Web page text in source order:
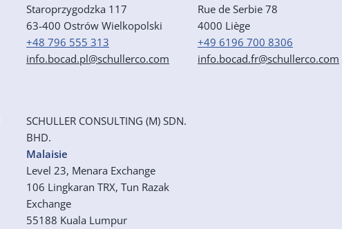
Staroprzygodzka 117
63-400 Ostrów Wielkopolski
+48 796 555 313
info.bocad.pl@schullerco.com
Rue de Serbie 78
4000 Liège
+49 6196 700 8306
info.bocad.fr@schullerco.com
SCHULLER CONSULTING (M) SDN.
BHD.
Malaisie
Level 23, Menara Exchange
106 Lingkaran TRX, Tun Razak
Exchange
55188 Kuala Lumpur